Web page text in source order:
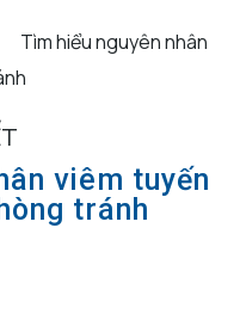
Tìm hiểu nguyên nhân
viêm tuyến
tránh